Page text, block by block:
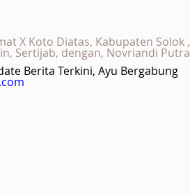
X Koto Diatas, Kabupaten Solok ,
Sertijab, dengan, Novriandi Putra
Berita Terkini, Ayu Bergabung